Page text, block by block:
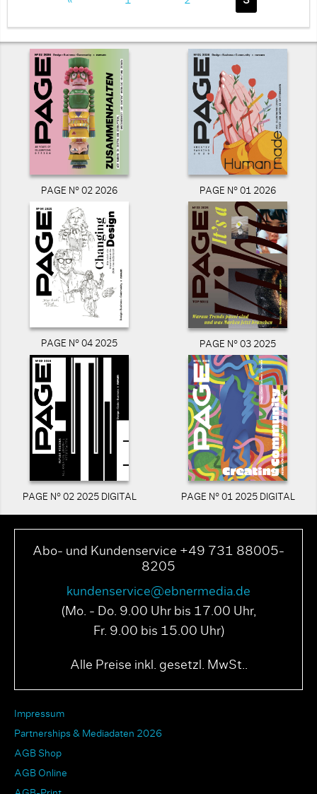
PAGE N° 02 2026 PAGE N° 01 2026
PAGE N° 04 2025 PAGE N° 03 2025
PAGE N° 02 2025 DIGITAL PAGE N° 01 2025 DIGITAL
Abo- und Kundenservice +49 731 88005-
8205
kundenservice@ebnermedia.de
(Mo. - Do. 9.00 Uhr bis 17.00 Uhr,
Fr. 9.00 bis 15.00 Uhr)
Alle Preise inkl. gesetzl. MwSt..
Impressum
Partnerships & Mediadaten 2026
AGB Shop
AGB Online